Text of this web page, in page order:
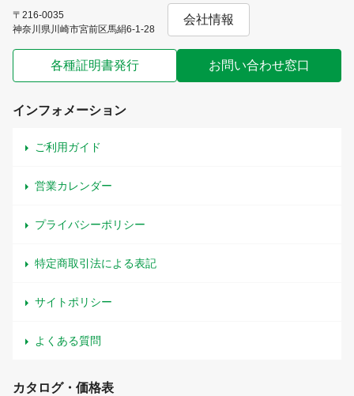
〒216-0035
神奈川県川崎市宮前区馬絹6-1-28
会社情報
各種証明書発行 お問い合わせ窓口
インフォメーション
ご利用ガイド
営業カレンダー
プライバシーポリシー
特定商取引法による表記
サイトポリシー
よくある質問
カタログ・価格表